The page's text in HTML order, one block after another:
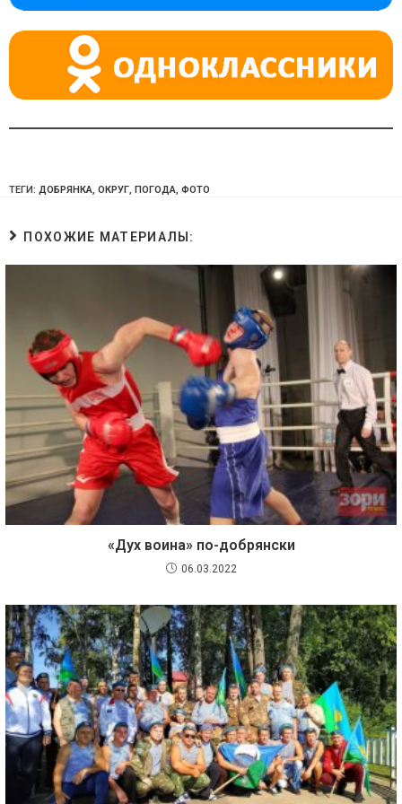
ni
ki
ТЕГИ: ДОБРЯНКА, ОКРУГ, ПОГОДА, ФОТО
ПОХОЖИЕ МАТЕРИАЛЫ:
«Дух воина» по-добрянски
06.03.2022